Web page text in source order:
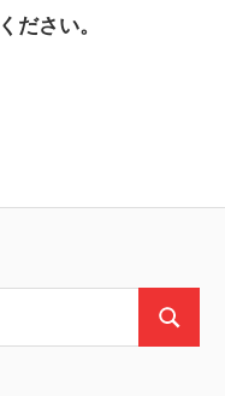
ださい。
検